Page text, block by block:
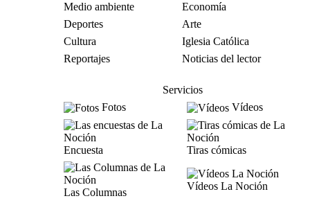
Medio ambiente
Economía
Deportes
Arte
Cultura
Iglesia Católica
Reportajes
Noticias del lector
Servicios
Fotos
Vídeos
Encuesta Tiras cómicas
Las Columnas
Vídeos La Noción